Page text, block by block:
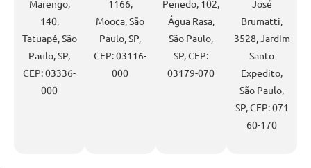
Marengo,
140,
Tatuapé, São
Paulo, SP,
CEP: 03336-
000
1166,
Mooca, São
Paulo, SP,
CEP: 03116-
000
Penedo, 102,
Água Rasa,
São Paulo,
SP, CEP:
03179-070
José
Brumatti,
3528, Jardim
Santo
Expedito,
São Paulo,
SP, CEP: 071
60-170